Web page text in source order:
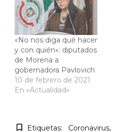
«No nos diga qué hacer
y con quién»: diputados
de Morena a
gobernadora Pavlovich
10 de febrero de 2021
En «Actualidad»
Etiquetas: Coronavirus